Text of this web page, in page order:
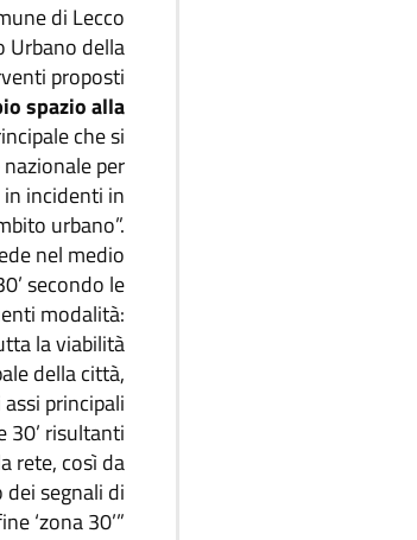
di Lecco
Urbano della
proposti
spazio alla
che si
per
incidenti in
urbano”.
nel medio
secondo le
modalità:
la viabilità
della città,
principali
30’ risultanti
rete, così da
segnali di
‘zona 30’”